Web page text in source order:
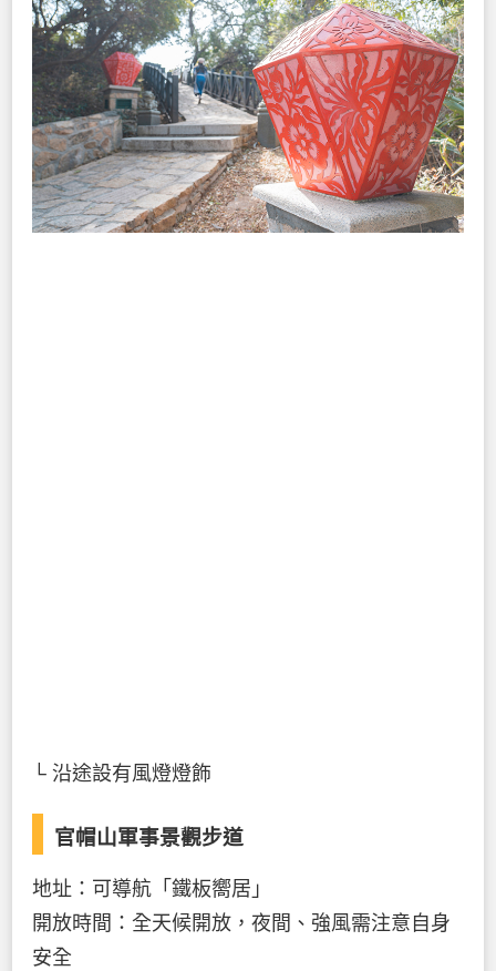
└ 沿途設有風燈燈飾
官帽山軍事景觀步道
地址：可導航「鐵板嚮居」
開放時間：全天候開放，夜間、強風需注意自身
安全